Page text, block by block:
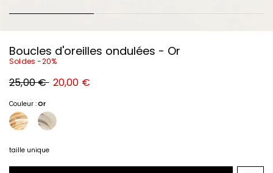
Boucles d'oreilles ondulées - Or
Soldes -20%
Prix
original
€
25,00 € Nouveau
prix
20,00 €
Couleur :Or
taille unique